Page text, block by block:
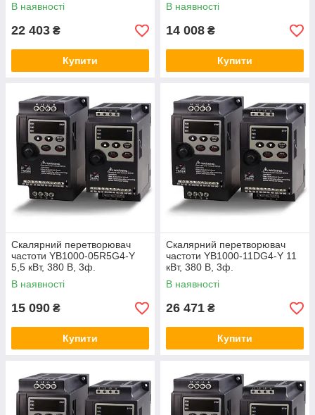
В наявності
22 403 ₴
Купити
В наявності
14 008 ₴
Купити
Скалярний перетворювач
частоти YB1000-05R5G4-Y
5,5 кВт, 380 В, 3ф.
В наявності
15 090 ₴
Купити
Скалярний перетворювач
частоти YB1000-11DG4-Y 11
кВт, 380 В, 3ф.
В наявності
26 471 ₴
Купити